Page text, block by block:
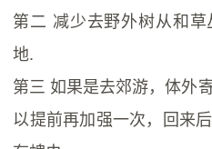
第二 减少去野外树从和
地.
第三 如果是去郊游，体外
以提前再加强一次，回来